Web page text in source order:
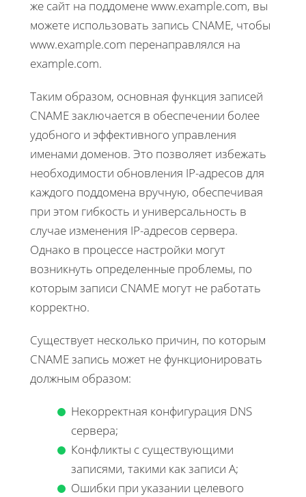
же сайт на поддомене www.example.com, вы
можете использовать запись CNAME, чтобы
www.example.com перенаправлялся на
example.com.
Таким образом, основная функция записей
CNAME заключается в обеспечении более
удобного и эффективного управления
именами доменов. Это позволяет избежать
необходимости обновления IP-адресов для
каждого поддомена вручную, обеспечивая
при этом гибкость и универсальность в
случае изменения IP-адресов сервера.
Однако в процессе настройки могут
возникнуть определенные проблемы, по
которым записи CNAME могут не работать
корректно.
Существует несколько причин, по которым
CNAME запись может не функционировать
должным образом:
Некорректная конфигурация DNS
сервера;
Конфликты с существующими
записями, такими как записи A;
Ошибки при указании целевого